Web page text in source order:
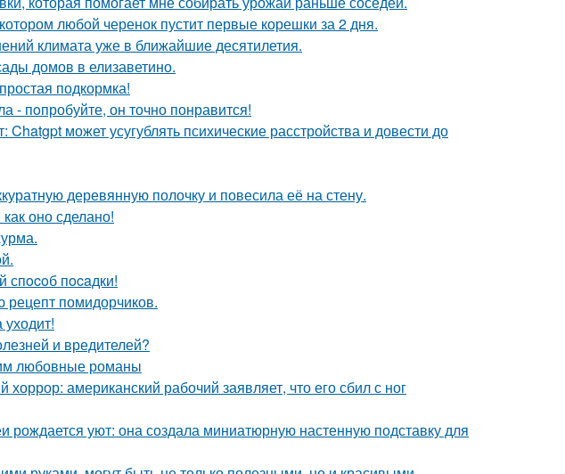
любой черенок пустит первые корешки за 2 дня.
климата уже в ближайшие десятилетия.
домов в елизаветино.
подкормка!
- пoпробуйте, он точно понравится!
может усугублять психические расстройства и довести до
деревянную полочку и повесила её на стену.
оно сделано!
пocaдки!
помидорчиков.
и вредителей?
любовные романы
американский рабочий заявляет, что его сбил с ног
рождается уют: она создала миниатюрную настенную подставку для